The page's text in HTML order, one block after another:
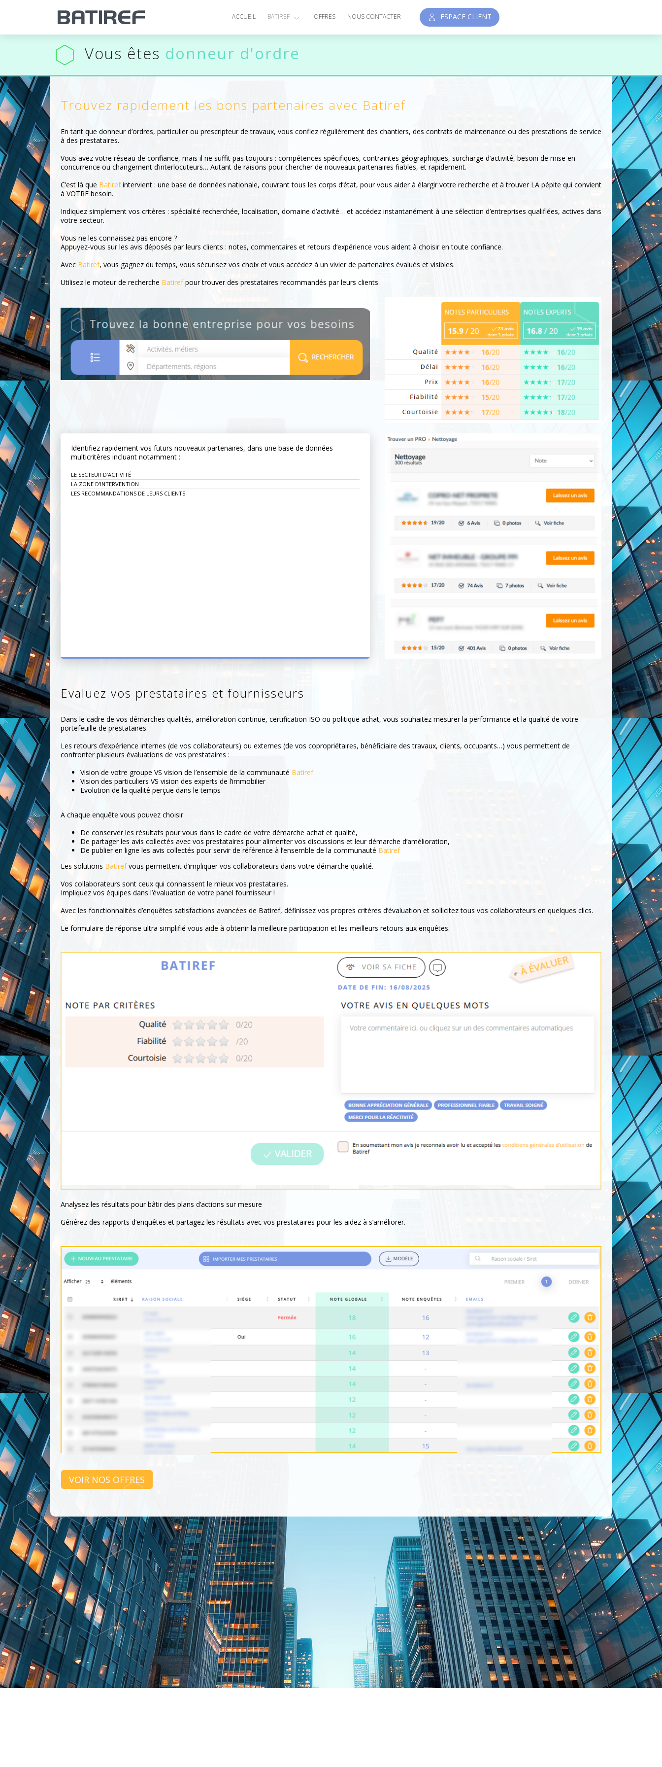
ACCUEIL BATIREF OFFRES NOUS CONTACTER ESPACE CLIENT
Vous êtes donneur d'ordre
Trouvez rapidement les bons partenaires avec Batiref
En tant que donneur d’ordres, particulier ou prescripteur de travaux, vous confiez régulièrement des chantiers, des contrats de maintenance ou des prestations de service
à des prestataires.
Vous avez votre réseau de confiance, mais il ne suffit pas toujours : compétences spécifiques, contraintes géographiques, surcharge d’activité, besoin de mise en
concurrence ou changement d’interlocuteurs… Autant de raisons pour chercher de nouveaux partenaires fiables, et rapidement.
C’est là que Batirefintervient : une base de données nationale, couvrant tous les corps d’état, pour vous aider à élargir votre recherche et à trouver LA pépite qui convient
à VOTRE besoin.
Indiquez simplement vos critères : spécialité recherchée, localisation, domaine d’activité… et accédez instantanément à une sélection d’entreprises qualifiées, actives dans
votre secteur.
Vous ne les connaissez pas encore ?
Appuyez-vous sur les avis déposés par leurs clients : notes, commentaires et retours d’expérience vous aident à choisir en toute confiance.
Avec Batiref, vous gagnez du temps, vous sécurisez vos choix et vous accédez à un vivier de partenaires évalués et visibles.
Utilisez le moteur de recherche Batirefpour trouver des prestataires recommandés par leurs clients.
Identifiez rapidement vos futurs nouveaux partenaires, dans une base de données
multicritères incluant notamment :
LE SECTEUR D’ACTIVITÉ
LA ZONE D’INTERVENTION
LES RECOMMANDATIONS DE LEURS CLIENTS
Evaluez vos prestataires et fournisseurs
Dans le cadre de vos démarches qualités, amélioration continue, certification ISO ou politique achat, vous souhaitez mesurer la performance et la qualité de votre
portefeuille de prestataires.
Les retours d’expérience internes (de vos collaborateurs) ou externes (de vos copropriétaires, bénéficiaire des travaux, clients, occupants…) vous permettent de
confronter plusieurs évaluations de vos prestataires :
Vision de votre groupe VS vision de l’ensemble de la communauté Batiref
Vision des particuliers VS vision des experts de l’immobilier
Evolution de la qualité perçue dans le temps
A chaque enquête vous pouvez choisir
De conserver les résultats pour vous dans le cadre de votre démarche achat et qualité,
De partager les avis collectés avec vos prestataires pour alimenter vos discussions et leur démarche d’amélioration,
De publier en ligne les avis collectés pour servir de référence à l’ensemble de la communauté Batiref
Les solutions Batirefvous permettent d’impliquer vos collaborateurs dans votre démarche qualité.
Vos collaborateurs sont ceux qui connaissent le mieux vos prestataires.
Impliquez vos équipes dans l’évaluation de votre panel fournisseur !
Avec les fonctionnalités d’enquêtes satisfactions avancées de Batiref, définissez vos propres critères d’évaluation et sollicitez tous vos collaborateurs en quelques clics.
Le formulaire de réponse ultra simplifié vous aide à obtenir la meilleure participation et les meilleurs retours aux enquêtes.
Analysez les résultats pour bâtir des plans d’actions sur mesure
Générez des rapports d’enquêtes et partagez les résultats avec vos prestataires pour les aidez à s’améliorer.
VOIR NOS OFFRES